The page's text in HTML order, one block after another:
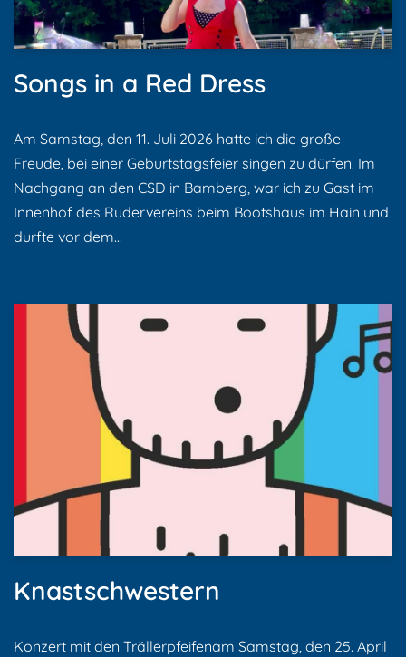
Songs in a Red Dress
Am Samstag, den 11. Juli 2026 hatte ich die große
Freude, bei einer Geburtstagsfeier singen zu dürfen. Im
Nachgang an den CSD in Bamberg, war ich zu Gast im
Innenhof des Rudervereins beim Bootshaus im Hain und
durfte vor dem…
Knastschwestern
Konzert mit den Trällerpfeifenam Samstag, den 25. April